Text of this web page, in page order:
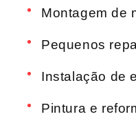
Montagem de
Pequenos
Instalação de
Pintura e